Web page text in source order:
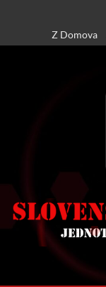
content
Z Domova